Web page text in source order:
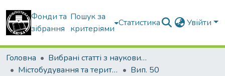
Фонди та
зібрання
Пошук за
критеріями
Статистика Увійти
Головна
Вибрані статті з наукових збірників КНУБА
Містобудування та територіальне планування
Вип. 50